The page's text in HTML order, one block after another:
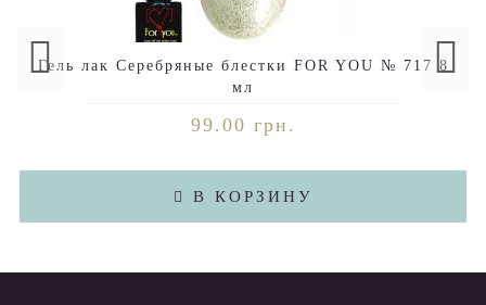
Гель лак Серебряные блестки FOR YOU № 717 8
мл
99.00 грн.
В КОРЗИНУ